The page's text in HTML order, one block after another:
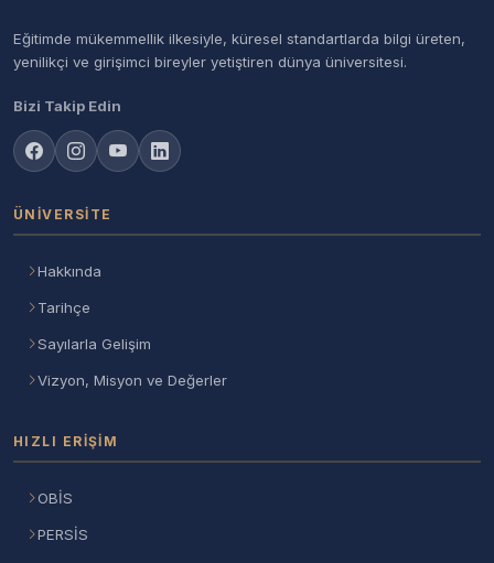
Eğitimde mükemmellik ilkesiyle, küresel standartlarda bilgi üreten,
yenilikçi ve girişimci bireyler yetiştiren dünya üniversitesi.
Bizi Takip Edin
ÜNIVERSITE
Hakkında
Tarihçe
Sayılarla Gelişim
Vizyon, Misyon ve Değerler
HIZLI ERIŞIM
OBİS
PERSİS